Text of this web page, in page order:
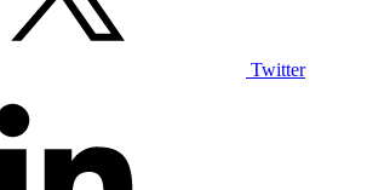
Twitter